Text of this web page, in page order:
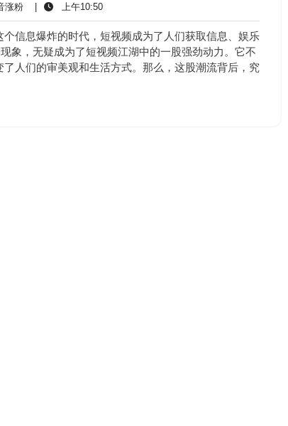
涨粉抖
音
涨
上午10:50上
午
10:50
信息爆炸的时代，短视频成为了人们获取信息、娱乐
象，无疑成为了短视频江湖中的一股强劲动力。它不
人们的审美观和生活方式。那么，这股潮流背后，究